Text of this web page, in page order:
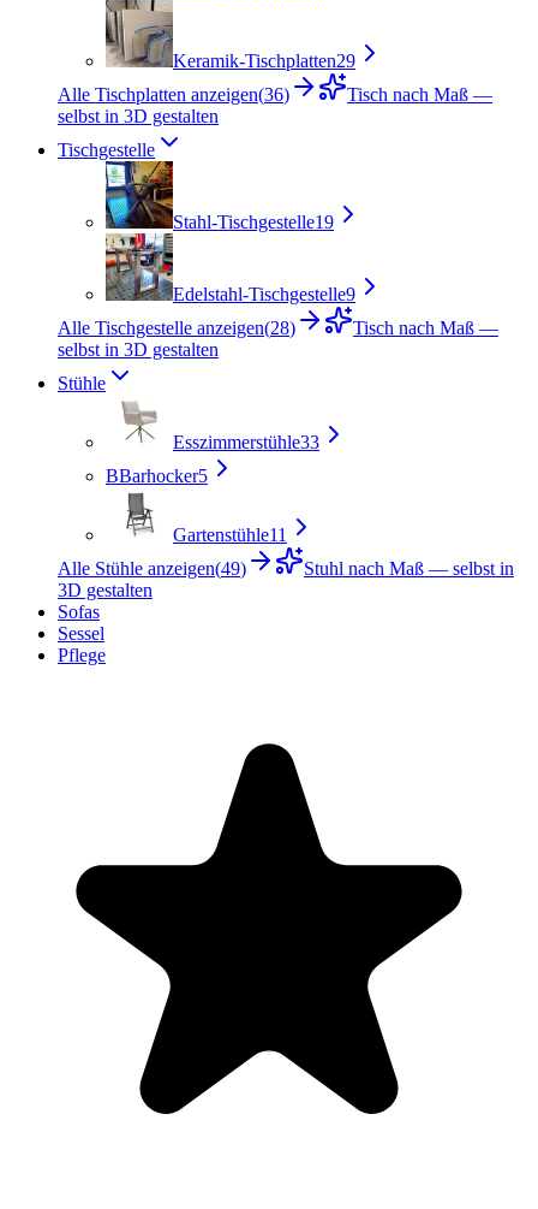
Keramik-Tischplatten29
Alle Tischplatten anzeigen(36)
Tisch nach Maß —
selbst in 3D gestalten
Tischgestelle
Stahl-Tischgestelle19
Edelstahl-Tischgestelle9
Alle Tischgestelle anzeigen(28)
Tisch nach Maß —
selbst in 3D gestalten
Stühle
Esszimmerstühle33
BBarhocker5
Gartenstühle11
Alle Stühle anzeigen(49)
Stuhl nach Maß — selbst in
3D gestalten
Sofas
Sessel
Pflege